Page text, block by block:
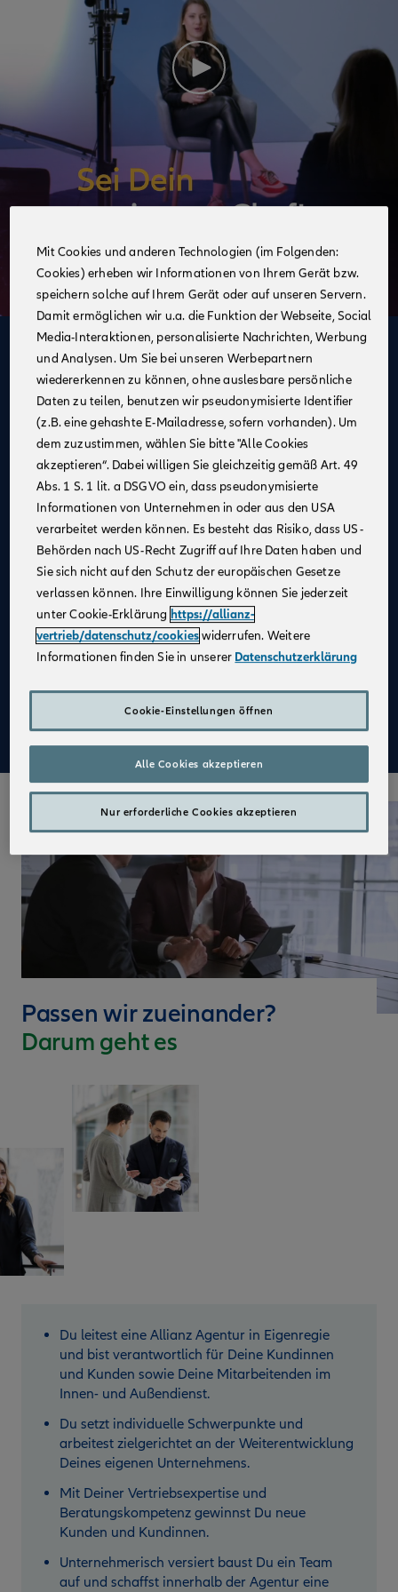
Deine Vorteile
im Vertrieb der Allianz
Allianz alsstarker Partnerundstarke Marke
Businesspläne mitErfolgsgarantie
Unterstützung bei derUnternehmensgründung
Bestehender Kundenstamm
Qualifizierte Weiterbildung
Attraktive Verdienstmöglichkeiten
Digitale Verkaufsinstrumente
KostenfreieUnterstützung durch
Fachspezialist:innen
Aufbau einerAltersvorsorge
Mehr zu Deinen Vorteilen im Vertrieb der Allianz
Passen wir zueinander?
Darum geht es
Du leitest eine Allianz Agentur in Eigenregie
und bist verantwortlich für Deine Kundinnen
und Kunden sowie Deine Mitarbeitenden im
Innen- und Außendienst.
Du setzt individuelle Schwerpunkte und
arbeitest zielgerichtet an der Weiterentwicklung
Deines eigenen Unternehmens.
Mit Deiner Vertriebsexpertise und
Beratungskompetenz gewinnst Du neue
Kunden und Kundinnen.
Unternehmerisch versiert baust Du ein Team
auf und schaffst innerhalb der Agentur eine
Mit Cookies und anderen Technologien (im Folgenden:
Cookies) erheben wir Informationen von Ihrem Gerät bzw.
speichern solche auf Ihrem Gerät oder auf unseren Servern.
Damit ermöglichen wir u.a. die Funktion der Webseite, Social
Media-Interaktionen, personalisierte Nachrichten, Werbung
und Analysen. Um Sie bei unseren Werbepartnern
wiedererkennen zu können, ohne auslesbare persönliche
Daten zu teilen, benutzen wir pseudonymisierte Identifier
(z.B. eine gehashte E-Mailadresse, sofern vorhanden). Um
dem zuzustimmen, wählen Sie bitte "Alle Cookies
akzeptieren“. Dabei willigen Sie gleichzeitig gemäß Art. 49
Abs. 1 S. 1 lit. a DSGVO ein, dass pseudonymisierte
Informationen von Unternehmen in oder aus den USA
verarbeitet werden können. Es besteht das Risiko, dass US-
Behörden nach US-Recht Zugriff auf Ihre Daten haben und
Sie sich nicht auf den Schutz der europäischen Gesetze
verlassen können. Ihre Einwilligung können Sie jederzeit
unter Cookie-Erklärung https://allianz-
vertrieb/datenschutz/cookieswiderrufen. Weitere
Informationen finden Sie in unserer Datenschutzerklärung
Cookie-Einstellungen öffnen
Nur erforderliche Cookies akzeptieren
Alle Cookies akzeptieren